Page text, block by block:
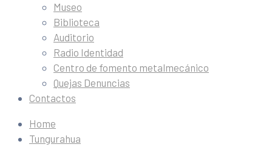
Museo
Biblioteca
Auditorio
Radio Identidad
Centro de fomento metalmecánico
Quejas Denuncias
Contactos
Home
Tungurahua